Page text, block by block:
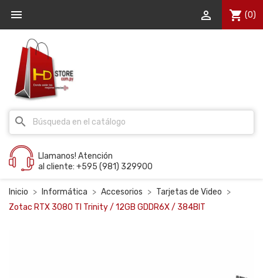
 shopping_cart (0)

search
Llamanos! Atención
al cliente: +595 (981) 329900
Inicio Informática Accesorios
Tarjetas de Video
Zotac RTX 3080 TI Trinity / 12GB GDDR6X / 384BIT